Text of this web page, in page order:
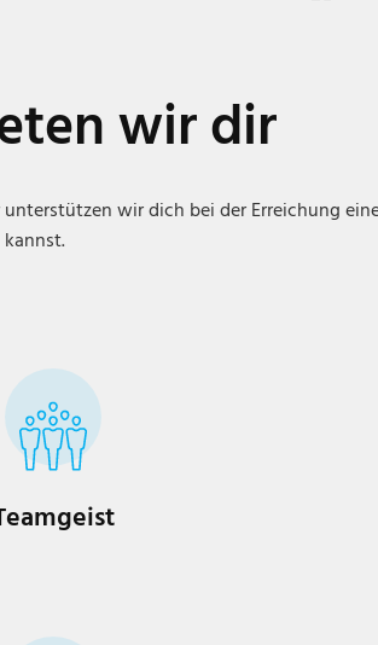
wir dir
wir dich bei der Erreichung